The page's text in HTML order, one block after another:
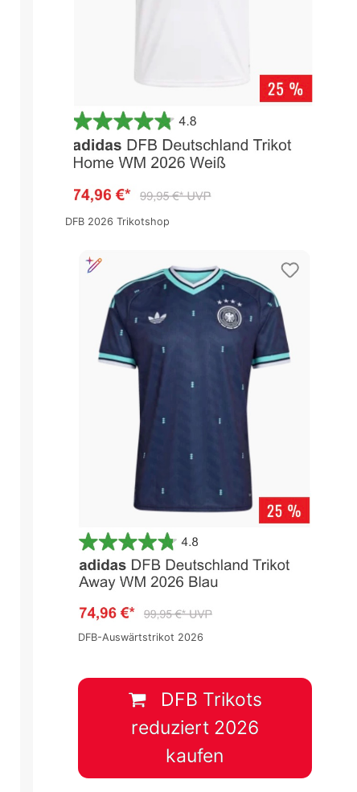
DFB 2026 Trikotshop
DFB-Auswärtstrikot 2026
DFB Trikots
reduziert 2026
kaufen